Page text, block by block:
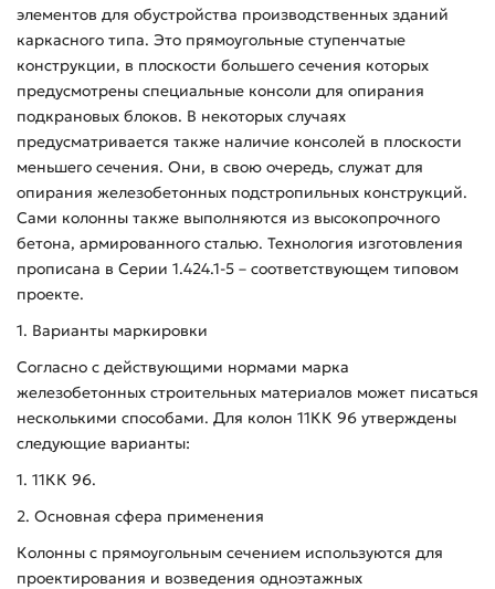
элементов для обустройства производственных зданий
каркасного типа. Это прямоугольные ступенчатые
конструкции, в плоскости большего сечения которых
предусмотрены специальные консоли для опирания
подкрановых блоков. В некоторых случаях
предусматривается также наличие консолей в плоскости
меньшего сечения. Они, в свою очередь, служат для
опирания железобетонных подстропильных конструкций.
Сами колонны также выполняются из высокопрочного
бетона, армированного сталью. Технология изготовления
прописана в Серии 1.424.1-5 – соответствующем типовом
проекте.
1. Варианты маркировки
Согласно с действующими нормами марка
железобетонных строительных материалов может писаться
несколькими способами. Для колон 11КК 96 утверждены
следующие варианты:
1. 11КК 96.
2. Основная сфера применения
Колонны с прямоугольным сечением используются для
проектирования и возведения одноэтажных